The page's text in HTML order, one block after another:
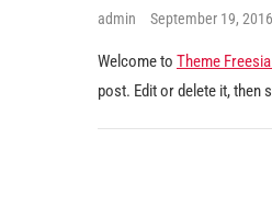
admin September 19, 2016
Welcome to Theme
post. Edit or delete it, then